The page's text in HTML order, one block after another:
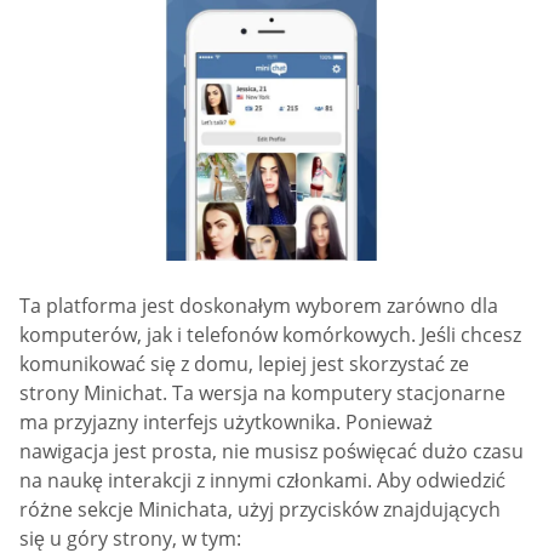
Ta platforma jest doskonałym wyborem zarówno dla
komputerów, jak i telefonów komórkowych. Jeśli chcesz
komunikować się z domu, lepiej jest skorzystać ze
strony Minichat. Ta wersja na komputery stacjonarne
ma przyjazny interfejs użytkownika. Ponieważ
nawigacja jest prosta, nie musisz poświęcać dużo czasu
na naukę interakcji z innymi członkami. Aby odwiedzić
różne sekcje Minichata, użyj przycisków znajdujących
się u góry strony, w tym: